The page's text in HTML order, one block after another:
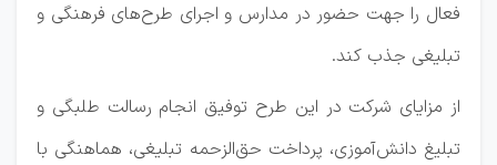
فعال را جهت حضور در مدارس و اجرای طرح‌های فرهنگی و
تبلیغی جذب کند.
از مزایای شرکت در این طرح توفیق انجام رسالت طلبگی و
تبلیغ دانش‌آموزی، پرداخت حق‌الزحمه تبلیغی، هماهنگی با